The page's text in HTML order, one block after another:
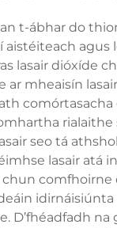
t-ábhar do
lasair
mheaisín
seo tá
lasair
comfhoirne